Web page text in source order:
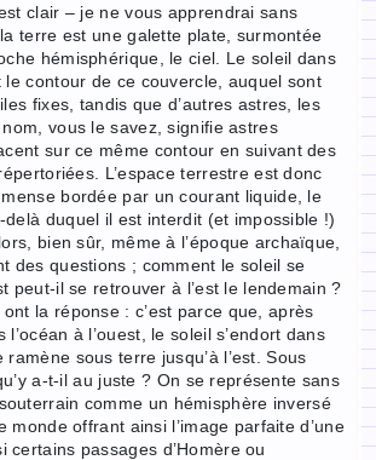
clair – je ne vous apprendrai sans
terre est une galette plate, surmontée
hémisphérique, le ciel. Le soleil dans
le contour de ce couvercle, auquel sont
fixes, tandis que d’autres astres, les
vous le savez, signifie astres
sur ce même contour en suivant des
L’espace terrestre est donc
bordée par un courant liquide, le
duquel il est interdit (et impossible !)
bien sûr, même à l’époque archaïque,
des questions ; comment le soleil se
peut-il se retrouver à l’est le lendemain ?
la réponse : c’est parce que, après
à l’ouest, le soleil s’endort dans
sous terre jusqu’à l’est. Sous
a-t-il au juste ? On se représente sans
comme un hémisphère inversé
monde offrant ainsi l’image parfaite d’une
certains passages d’Homère ou